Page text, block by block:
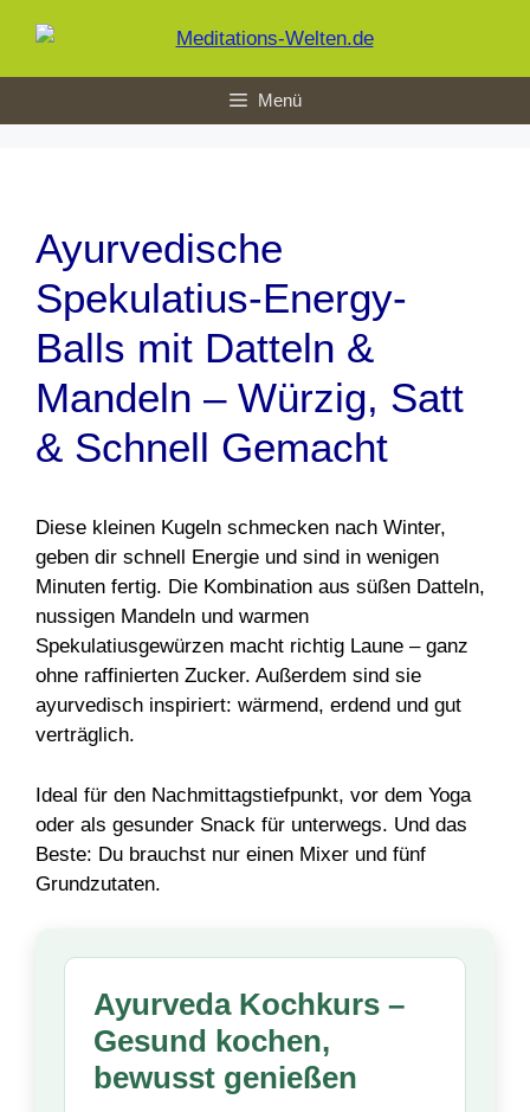
Inhalt
springen
Menü
Ayurvedische
Spekulatius-Energy-
Balls mit Datteln &
Mandeln – Würzig, Satt
& Schnell Gemacht
Diese kleinen Kugeln schmecken nach Winter,
geben dir schnell Energie und sind in wenigen
Minuten fertig. Die Kombination aus süßen Datteln,
nussigen Mandeln und warmen
Spekulatiusgewürzen macht richtig Laune – ganz
ohne raffinierten Zucker. Außerdem sind sie
ayurvedisch inspiriert: wärmend, erdend und gut
verträglich.
Ideal für den Nachmittagstiefpunkt, vor dem Yoga
oder als gesunder Snack für unterwegs. Und das
Beste: Du brauchst nur einen Mixer und fünf
Grundzutaten.
Ayurveda Kochkurs –
Gesund kochen,
bewusst genießen